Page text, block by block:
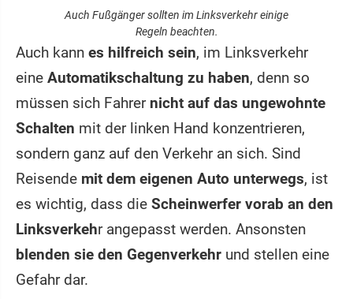
Auch Fußgänger sollten im Linksverkehr einige
Regeln beachten.
Auch kann es hilfreich sein, im Linksverkehr
eine Automatikschaltung zu haben, denn so
müssen sich Fahrer nicht auf das ungewohnte
Schalten mit der linken Hand konzentrieren,
sondern ganz auf den Verkehr an sich. Sind
Reisende mit dem eigenen Auto unterwegs, ist
es wichtig, dass die Scheinwerfer vorab an den
Linksverkehr angepasst werden. Ansonsten
blenden sie den Gegenverkehr und stellen eine
Gefahr dar.